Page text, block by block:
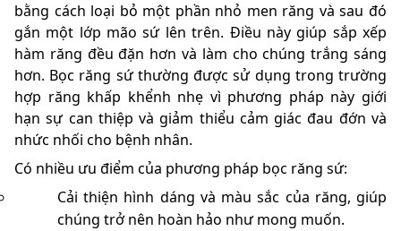
bằng cách loại bỏ một phần nhỏ men răng và sau đó
gắn một lớp mão sứ lên trên. Điều này giúp sắp xếp
hàm răng đều đặn hơn và làm cho chúng trắng sáng
hơn. Bọc răng sứ thường được sử dụng trong trường
hợp răng khấp khểnh nhẹ vì phương pháp này giới
hạn sự can thiệp và giảm thiểu cảm giác đau đớn và
nhức nhối cho bệnh nhân.
Có nhiều ưu điểm của phương pháp bọc răng sứ:
Cải thiện hình dáng và màu sắc của răng, giúp
chúng trở nên hoàn hảo như mong muốn.